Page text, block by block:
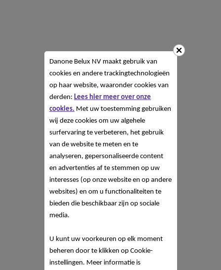
Danone Belux NV maakt gebruik van
cookies en andere trackingtechnologieën
op haar website, waaronder cookies van
derden: Lees hier meer over onze
cookies. Met uw toestemming gebruiken
wij deze cookies om uw algehele
surfervaring te verbeteren, het gebruik
van de website te meten en te
analyseren, gepersonaliseerde content
en advertenties af te stemmen op uw
interesses (op onze website en op andere
websites) en om u functionaliteiten te
bieden die beschikbaar zijn op sociale
media.
U kunt uw voorkeuren op elk moment
beheren door te klikken op Cookie-
instellingen. Meer informatie is